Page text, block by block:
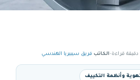
دقيقة قراءة•الكاتب فريق سيبيريا الهندسي
وأنظمة التكييف